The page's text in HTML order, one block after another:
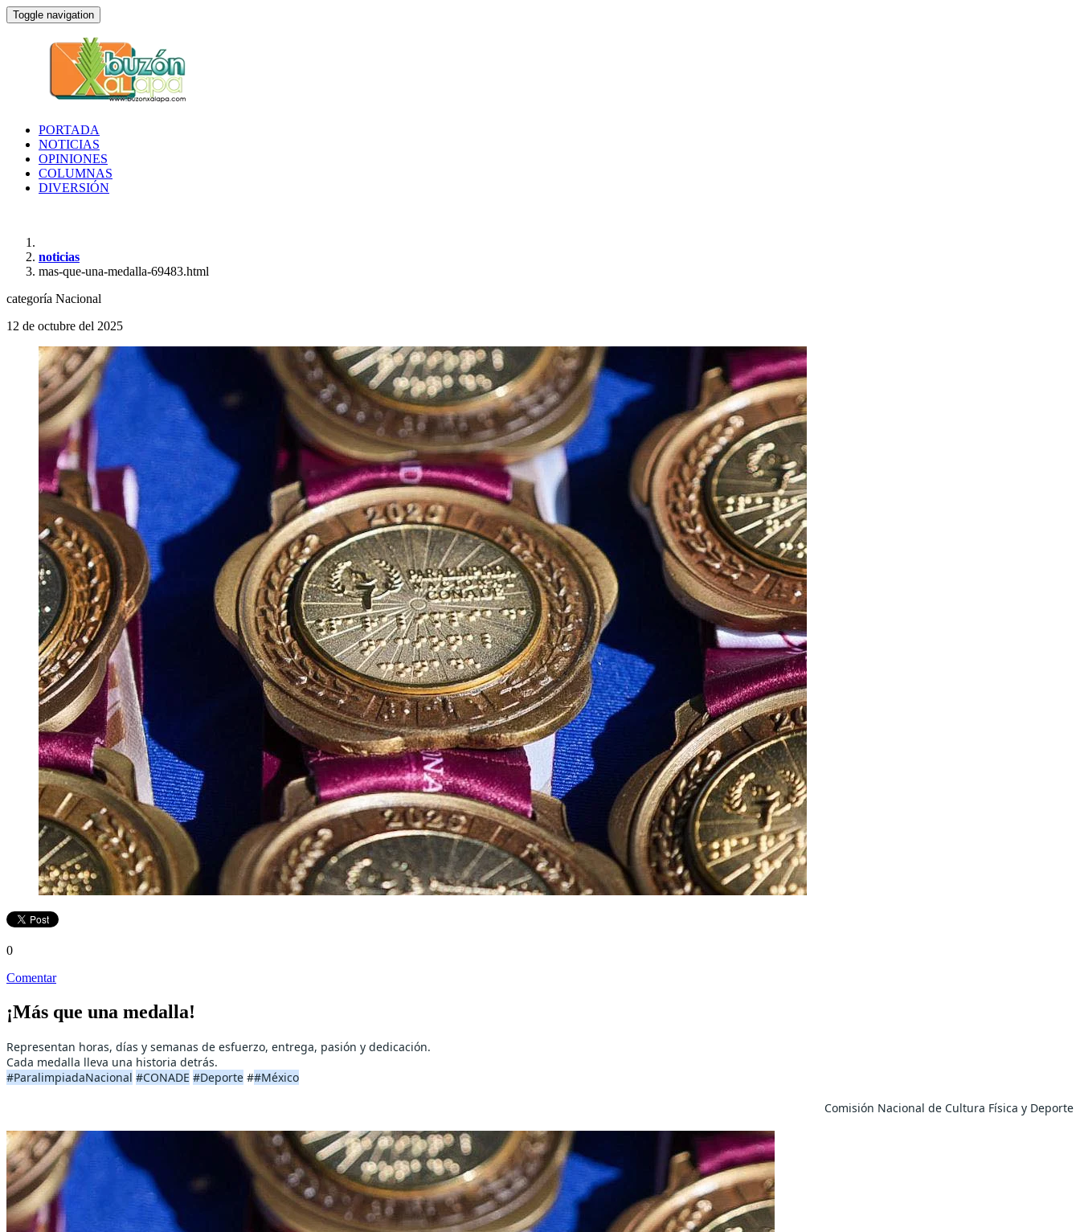
Toggle navigation
PORTADA
NOTICIAS
OPINIONES
COLUMNAS
DIVERSIÓN
noticias
mas-que-una-medalla-69483.html
categoría Nacional
12 de octubre del 2025
0
Comentar
¡Más que una medalla!
Representan horas, días y semanas de esfuerzo, entrega, pasión y dedicación.
Cada medalla lleva una historia detrás.
#ParalimpiadaNacional #CONADE #Deporte ##México
Comisión Nacional de Cultura Física y Deporte